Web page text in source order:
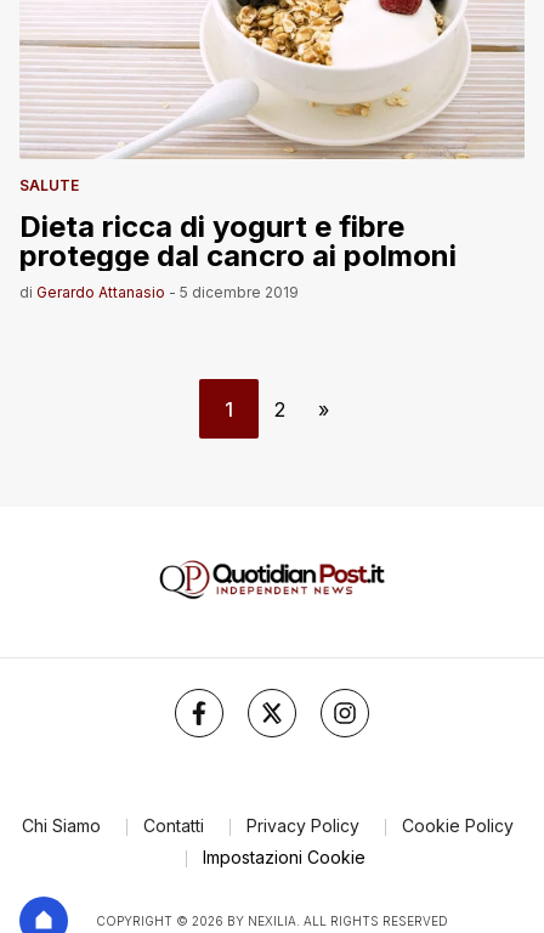
SALUTE
Dieta ricca di yogurt e fibre
protegge dal cancro ai polmoni
di Gerardo Attanasio - 5 dicembre 2019
1 2 »
Chi Siamo Contatti Privacy Policy
Cookie Policy
Impostazioni Cookie
COPYRIGHT © 2026 BY NEXILIA. ALL RIGHTS RESERVED